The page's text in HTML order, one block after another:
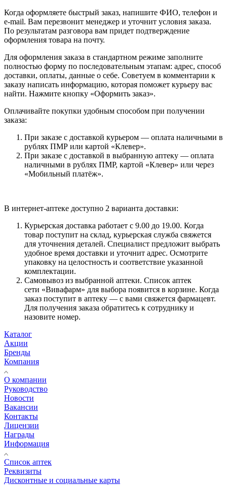
Когда оформляете быстрый заказ, напишите ФИО, телефон и
e-mail. Вам перезвонит менеджер и уточнит условия заказа.
По результатам разговора вам придет подтверждение
оформления товара на почту.
Для оформления заказа в стандартном режиме заполните
полностью форму по последовательным этапам: адрес, способ
доставки, оплаты, данные о себе. Советуем в комментарии к
заказу написать информацию, которая поможет курьеру вас
найти. Нажмите кнопку «Оформить заказ».
Оплачивайте покупки удобным способом при получении
заказа:
При заказе с доставкой курьером — оплата наличными в
рублях ПМР или картой «Клевер».
При заказе с доставкой в выбранную аптеку — оплата
наличными в рублях ПМР, картой «Клевер» или через
«Мобильный платёж».
В интернет-аптеке доступно 2 варианта доставки:
Курьерская доставка работает с 9.00 до 19.00. Когда
товар поступит на склад, курьерская служба свяжется
для уточнения деталей. Специалист предложит выбрать
удобное время доставки и уточнит адрес. Осмотрите
упаковку на целостность и соответствие указанной
комплектации.
Самовывоз из выбранной аптеки. Список аптек
сети «Вивафарм» для выбора появится в корзине. Когда
заказ поступит в аптеку — с вами свяжется фармацевт.
Для получения заказа обратитесь к сотруднику и
назовите номер.
Каталог
Акции
Бренды
Компания
О компании
Руководство
Новости
Вакансии
Контакты
Лицензии
Награды
Информация
Список аптек
Реквизиты
Дисконтные и социальные карты